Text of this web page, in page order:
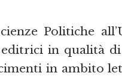
Politiche
editrici in qualità
in ambito